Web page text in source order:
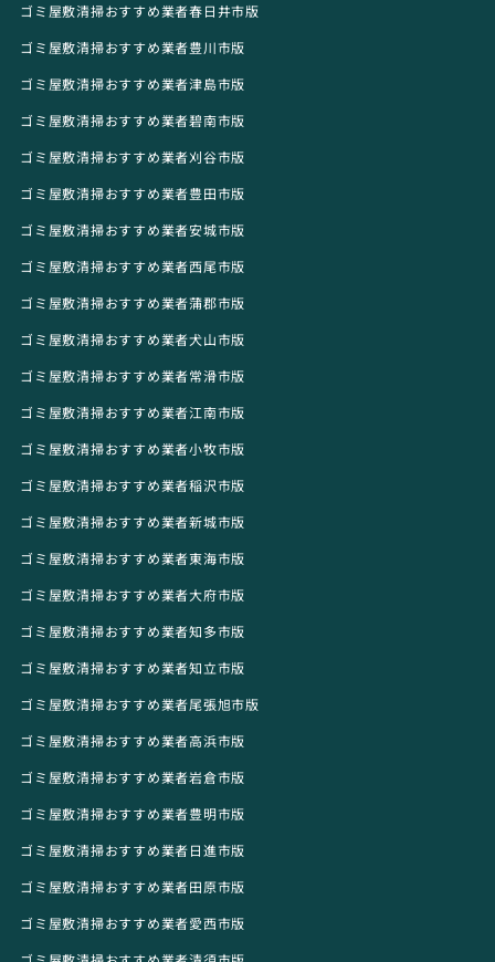
ゴミ屋敷清掃おすすめ業者春日井市版
ゴミ屋敷清掃おすすめ業者豊川市版
ゴミ屋敷清掃おすすめ業者津島市版
ゴミ屋敷清掃おすすめ業者碧南市版
ゴミ屋敷清掃おすすめ業者刈谷市版
ゴミ屋敷清掃おすすめ業者豊田市版
ゴミ屋敷清掃おすすめ業者安城市版
ゴミ屋敷清掃おすすめ業者西尾市版
ゴミ屋敷清掃おすすめ業者蒲郡市版
ゴミ屋敷清掃おすすめ業者犬山市版
ゴミ屋敷清掃おすすめ業者常滑市版
ゴミ屋敷清掃おすすめ業者江南市版
ゴミ屋敷清掃おすすめ業者小牧市版
ゴミ屋敷清掃おすすめ業者稲沢市版
ゴミ屋敷清掃おすすめ業者新城市版
ゴミ屋敷清掃おすすめ業者東海市版
ゴミ屋敷清掃おすすめ業者大府市版
ゴミ屋敷清掃おすすめ業者知多市版
ゴミ屋敷清掃おすすめ業者知立市版
ゴミ屋敷清掃おすすめ業者尾張旭市版
ゴミ屋敷清掃おすすめ業者高浜市版
ゴミ屋敷清掃おすすめ業者岩倉市版
ゴミ屋敷清掃おすすめ業者豊明市版
ゴミ屋敷清掃おすすめ業者日進市版
ゴミ屋敷清掃おすすめ業者田原市版
ゴミ屋敷清掃おすすめ業者愛西市版